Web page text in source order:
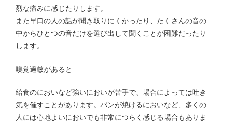
烈な痛みに感じたりします。
また早口の人の話が聞き取りにくかったり、たくさんの音の
中からひとつの音だけを選び出して聞くことが困難だったり
します。
嗅覚過敏があると
給食のにおいなど強いにおいが苦手で、場合によっては吐き
気を催すことがあります。パンが焼けるにおいなど、多くの
人には心地よいにおいでも非常につらく感じる場合もありま